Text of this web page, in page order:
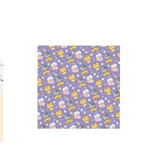
Добавить
в список
желаний